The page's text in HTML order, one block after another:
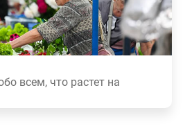
всем, что растет на